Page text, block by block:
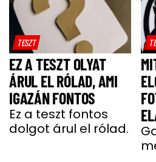
TESZT
EZ A TESZT OLYAT
ÁRUL EL RÓLAD, AMI
IGAZÁN FONTOS
Ez a teszt fontos
dolgot árul el rólad.